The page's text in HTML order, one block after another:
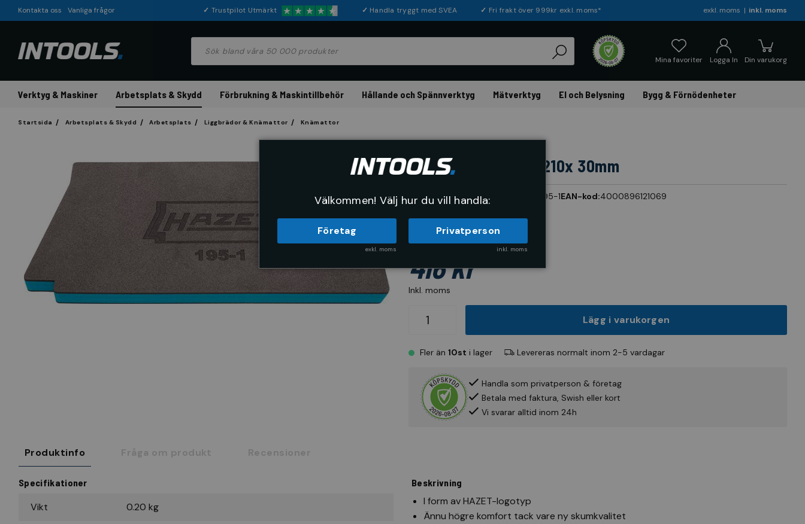
exkl. moms inkl. moms
Kontakta oss Vanliga frågor ✓ Trustpilot Utmärkt ✓ Handla tryggt med SVEA ✓ Fri frakt över 999kr exkl. moms*
Din varukorg
Logga In
Mina favoriter
Verktyg & Maskiner Arbetsplats & Skydd Förbrukning & Maskintillbehör Hållande och Spännverktyg Mätverktyg El och Belysning Bygg & Förnödenheter
Startsida Arbetsplats & Skydd Arbetsplats Liggbrädor & Knämattor Knämattor
Knäunderlag 450x 210x 30mm
Artikelnr:69710005Tillverkarnr: 195-1EAN-kod:4000896121069
Inkl. moms
416 kr
Lägg i varukorgen
Fler än 10st i lager Levereras normalt inom 2-5 vardagar
Handla som privatperson & företag
Betala med faktura, Swish eller kort
Vi svarar alltid inom 24h
Produktinfo Fråga om produkt Recensioner
Specifikationer
Vikt 0.20 kg
Beskrivning
I form av HAZET-logotyp
Ännu högre komfort tack vare ny skumkvalitet
Välkommen! Välj hur du vill handla:
Företag
exkl. moms
Privatperson
inkl. moms